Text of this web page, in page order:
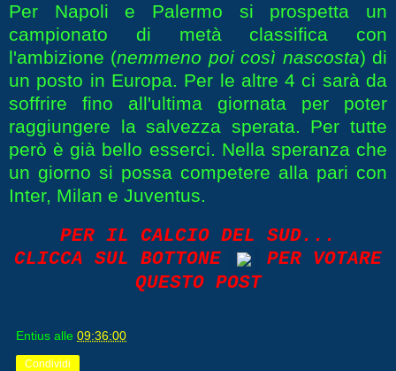
Per Napoli e Palermo si prospetta un
campionato di metà classifica con
l'ambizione (nemmeno poi così nascosta) di
un posto in Europa. Per le altre 4 ci sarà da
soffrire fino all'ultima giornata per poter
raggiungere la salvezza sperata. Per tutte
però è già bello esserci. Nella speranza che
un giorno si possa competere alla pari con
Inter, Milan e Juventus.
PER IL CALCIO DEL SUD...
CLICCA SUL BOTTONE
PER VOTARE
QUESTO POST
Entius alle 09:36:00
Condividi